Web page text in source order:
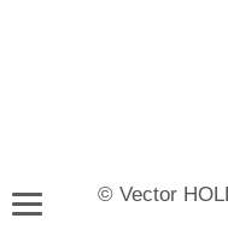
© Vector